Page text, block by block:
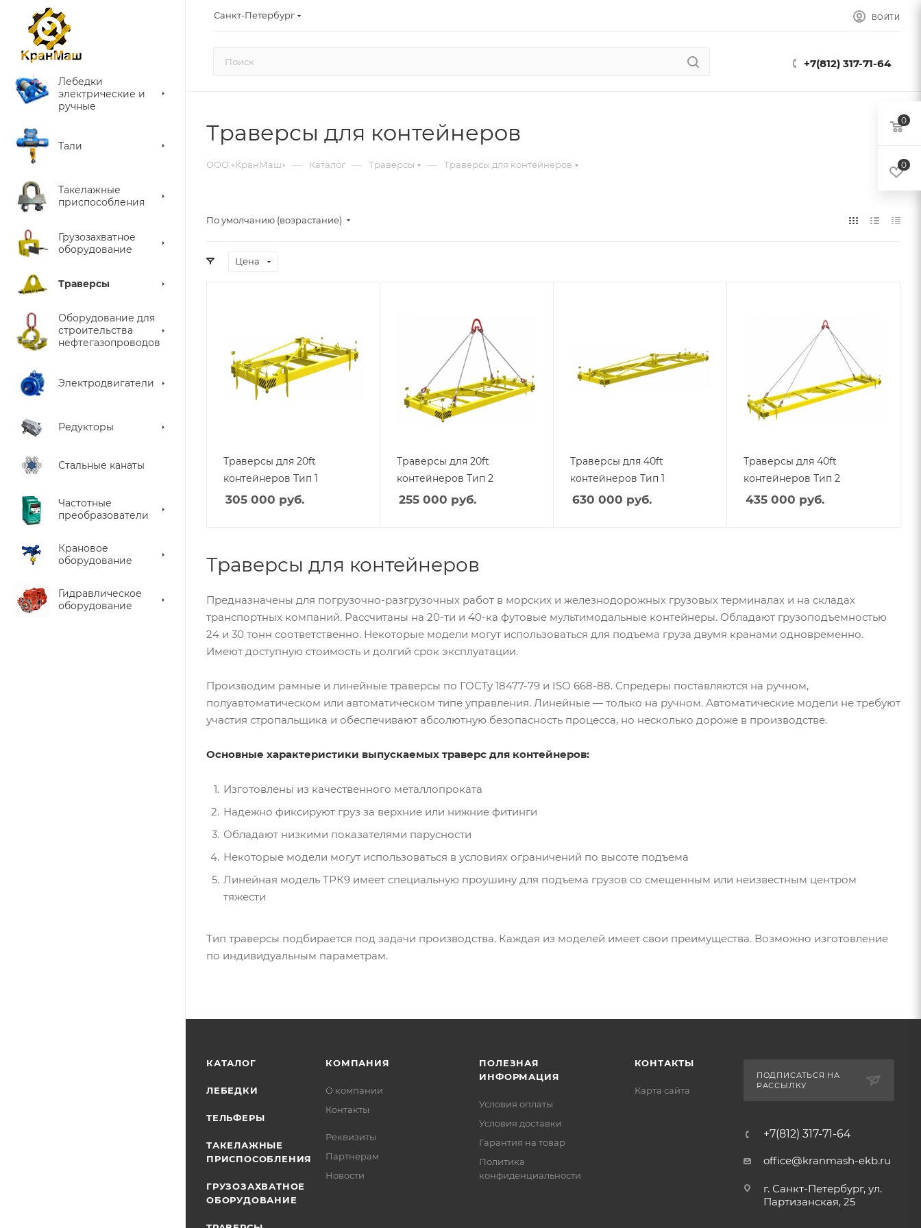
Санкт-Петербург ВОЙТИ
+7(812) 317-71-64
Лебедки
электрические и
ручные
Тали
Такелажные
приспособления
Грузозахватное
оборудование
Траверсы
Оборудование для
строительства
нефтегазопроводов
Электродвигатели
Редукторы
Стальные канаты
Частотные
преобразователи
Крановое
оборудование
Гидравлическое
оборудование
Траверсы для контейнеров
ООО «КранМаш» — Каталог — Траверсы — Траверсы для контейнеров
По умолчанию (возрастание)
Цена
Траверсы для 20ft
контейнеров Тип 1
305 000 руб.
Траверсы для 20ft
контейнеров Тип 2
255 000 руб.
Траверсы для 40ft
контейнеров Тип 1
630 000 руб.
Траверсы для 40ft
контейнеров Тип 2
435 000 руб.
Траверсы для контейнеров
Предназначены для погрузочно-разгрузочных работ в морских и железнодорожных грузовых терминалах и на складах
транспортных компаний. Рассчитаны на 20-ти и 40-ка футовые мультимодальные контейнеры. Обладают грузоподъемностью
24 и 30 тонн соответственно. Некоторые модели могут использоваться для подъема груза двумя кранами одновременно.
Имеют доступную стоимость и долгий срок эксплуатации.
Производим рамные и линейные траверсы по ГОСТу 18477-79 и ISO 668-88. Спредеры поставляются на ручном,
полуавтоматическом или автоматическом типе управления. Линейные — только на ручном. Автоматические модели не требуют
участия стропальщика и обеспечивают абсолютную безопасность процесса, но несколько дороже в производстве.
Основные характеристики выпускаемых траверс для контейнеров:
Изготовлены из качественного металлопроката
Надежно фиксируют груз за верхние или нижние фитинги
Обладают низкими показателями парусности
Некоторые модели могут использоваться в условиях ограничений по высоте подъема
Линейная модель ТРК9 имеет специальную проушину для подъема грузов со смещенным или неизвестным центром
тяжести
Тип траверсы подбирается под задачи производства. Каждая из моделей имеет свои преимущества. Возможно изготовление
по индивидуальным параметрам.
КАТАЛОГ
ЛЕБЕДКИ
ТЕЛЬФЕРЫ
ТАКЕЛАЖНЫЕ
ПРИСПОСОБЛЕНИЯ
ГРУЗОЗАХВАТНОЕ
ОБОРУДОВАНИЕ
КОМПАНИЯ
О компании
Контакты
Реквизиты
Партнерам
Новости
ПОЛЕЗНАЯ
ИНФОРМАЦИЯ
Условия оплаты
Условия доставки
Гарантия на товар
Политика
конфиденциальности
КОНТАКТЫ
Карта сайта
ПОДПИСАТЬСЯ НА
РАССЫЛКУ
+7(812) 317-71-64
office@kranmash-ekb.ru
г. Санкт-Петербург, ул.
Партизанская, 25
0
0